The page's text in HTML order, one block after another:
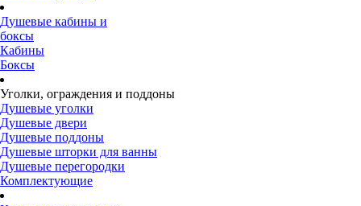
Душевые кабины и
боксы
Кабины
Боксы
Уголки, ограждения и поддоны
Душевые уголки
Душевые двери
Душевые поддоны
Душевые шторки для ванны
Душевые перегородки
Комплектующие